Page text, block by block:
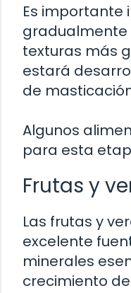
Es importante
gradualmente
texturas más
estará
de
Algunos
para esta
Frutas y
Las frutas y
excelente
minerales
crecimiento